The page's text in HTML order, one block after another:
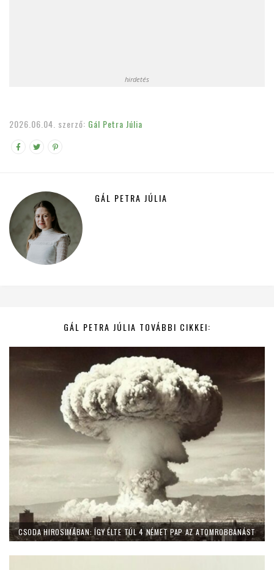
hirdetés
2026.06.04. szerző: Gál Petra Júlia
GÁL PETRA JÚLIA
GÁL PETRA JÚLIA TOVÁBBI CIKKEI:
CSODA HIROSIMÁBAN: ÍGY ÉLTE TÚL 4 NÉMET PAP AZ ATOMROBBANÁST